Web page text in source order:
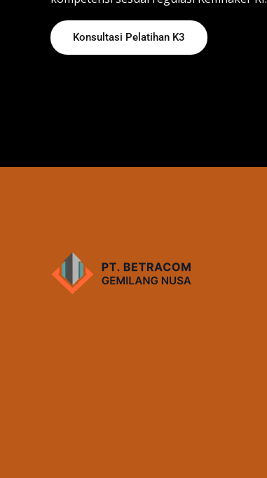
Konsultasi Pelatihan K3